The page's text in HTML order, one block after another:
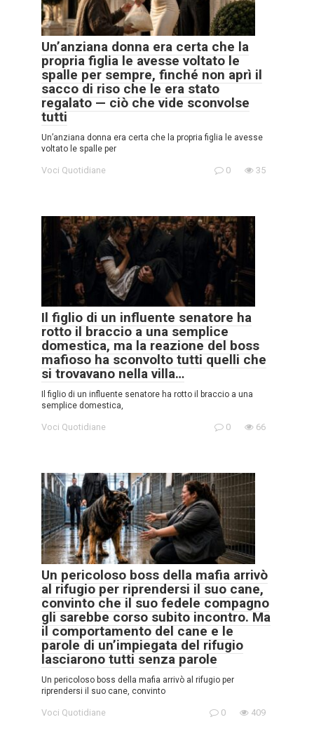
Un’anziana donna era certa che la
propria figlia le avesse voltato le
spalle per sempre, finché non aprì il
sacco di riso che le era stato
regalato — ciò che vide sconvolse
tutti
Un’anziana donna era certa che la propria figlia le avesse
voltato le spalle per
Voci Quotidiane 0 35
Il figlio di un influente senatore ha
rotto il braccio a una semplice
domestica, ma la reazione del boss
mafioso ha sconvolto tutti quelli che
si trovavano nella villa…
Il figlio di un influente senatore ha rotto il braccio a una
semplice domestica,
Voci Quotidiane 0 66
Un pericoloso boss della mafia arrivò
al rifugio per riprendersi il suo cane,
convinto che il suo fedele compagno
gli sarebbe corso subito incontro. Ma
il comportamento del cane e le
parole di un’impiegata del rifugio
lasciarono tutti senza parole
Un pericoloso boss della mafia arrivò al rifugio per
riprendersi il suo cane, convinto
Voci Quotidiane 0 409